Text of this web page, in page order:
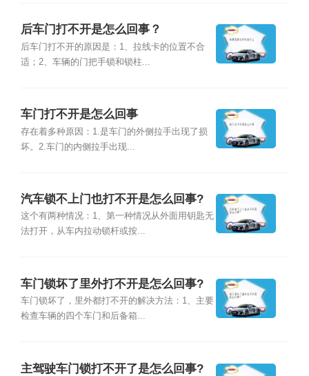
后车门打不开是怎么回事？
后车门打不开的原因是：1、拉线卡的位置不合
适；2、车辆的门把手锁和锁柱...
车门打不开是怎么回事
存在着多种原因：1.是车门的外侧拉手出现了损
坏。2.车门的内侧拉手出现...
汽车锁不上门也打不开是怎么回事?
这个有两种情况：1、第一种情况从外面用钥匙无
法打开，从车内拉动锁杆或按...
车门锁坏了里外打不开是怎么回事?
车门锁坏了，里外都打不开的解决方法：1、主要
检查车辆的四个车门和后备箱...
主驾驶车门锁打不开了是怎么回事?